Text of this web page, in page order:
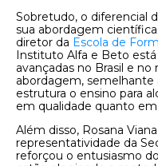
Sobretudo, o diferencial
sua abordagem
diretor da Escola de
Instituto Alfa e Beto está
avançadas no Brasil e
abordagem, semelhante
estrutura o ensino para
em qualidade quanto
Além disso, Rosana
representatividade da
reforçou o entusiasmo